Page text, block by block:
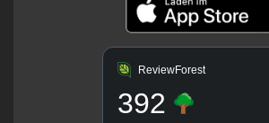
ReviewForest
392